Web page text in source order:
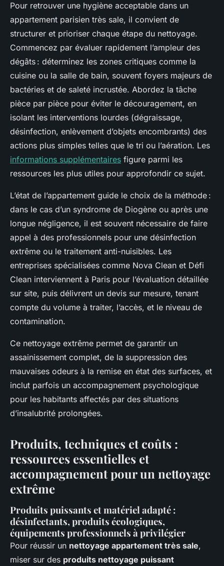
Pour retrouver une hygiène acceptable dans un
appartement parisien très sale, il convient de
structurer et prioriser chaque étape du nettoyage.
Commencez par évaluer rapidement l’ampleur des
dégâts : déterminez les zones critiques comme la
cuisine ou la salle de bain, souvent foyers majeurs de
bactéries et de saleté incrustée. Abordez la tâche
pièce par pièce pour éviter le découragement, en
isolant les interventions lourdes (dégraissage,
désinfection, enlèvement d’objets encombrants) des
actions plus simples telles que le tri ou l’aération. Les
informations supplémentaires figure parmi les
ressources les plus utiles pour approfondir ce sujet.
L’état de l’appartement guide le choix de la méthode :
dans le cas d’un syndrome de Diogène ou après une
longue négligence, il est souvent nécessaire de faire
appel à des professionnels pour une désinfection
extrême ou le traitement anti-nuisibles. Les
entreprises spécialisées comme Nova Clean et Défi
Clean interviennent à Paris pour l’évaluation détaillée
sur site, puis délivrent un devis sur mesure, tenant
compte du volume à traiter, l’accès, et le niveau de
contamination.
Ce nettoyage extrême permet de garantir un
assainissement complet, de la suppression des
mauvaises odeurs à la remise en état des surfaces, et
inclut parfois un accompagnement psychologique
pour les habitants affectés par des situations
d’insalubrité prolongées.
Produits, techniques et coûts :
ressources essentielles et
accompagnement pour un nettoyage
extrême
Produits puissants et matériel adapté :
désinfectants, produits écologiques,
équipements professionnels à privilégier
Pour réussir un nettoyage appartement très sale,
miser sur des produits nettoyage puissant